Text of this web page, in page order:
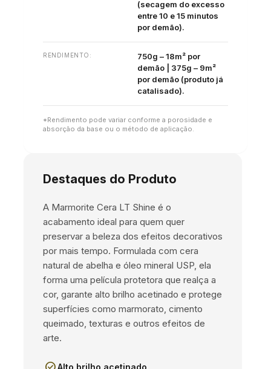
(secagem do excesso
entre 10 e 15 minutos
por demão).
RENDIMENTO:
750g – 18m² por
demão | 375g – 9m²
por demão (produto já
catalisado).
*Rendimento pode variar conforme a porosidade e
absorção da base ou o método de aplicação.
Destaques do Produto
A Marmorite Cera LT Shine é o
acabamento ideal para quem quer
preservar a beleza dos efeitos decorativos
por mais tempo. Formulada com cera
natural de abelha e óleo mineral USP, ela
forma uma película protetora que realça a
cor, garante alto brilho acetinado e protege
superfícies como marmorato, cimento
queimado, texturas e outros efeitos de
arte.